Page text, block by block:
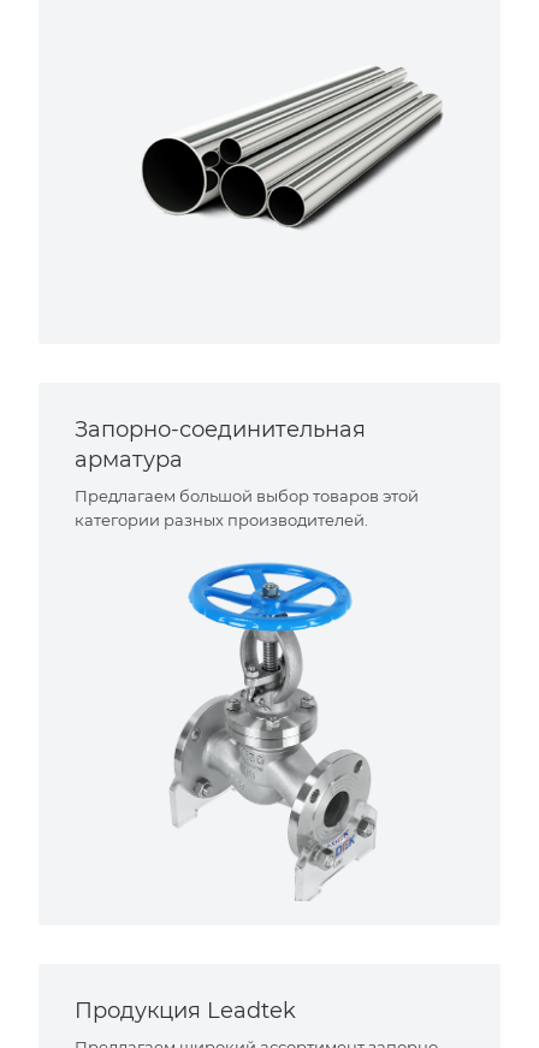
Запорно-соединительная
арматура
Предлагаем большой выбор товаров этой
категории разных производителей.
Продукция Leadtek